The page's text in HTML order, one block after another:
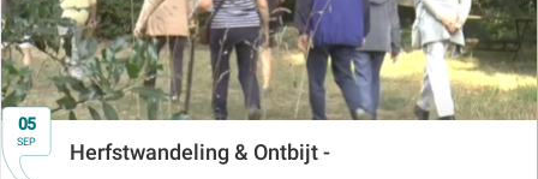
05
SEP
Herfstwandeling & Ontbijt -